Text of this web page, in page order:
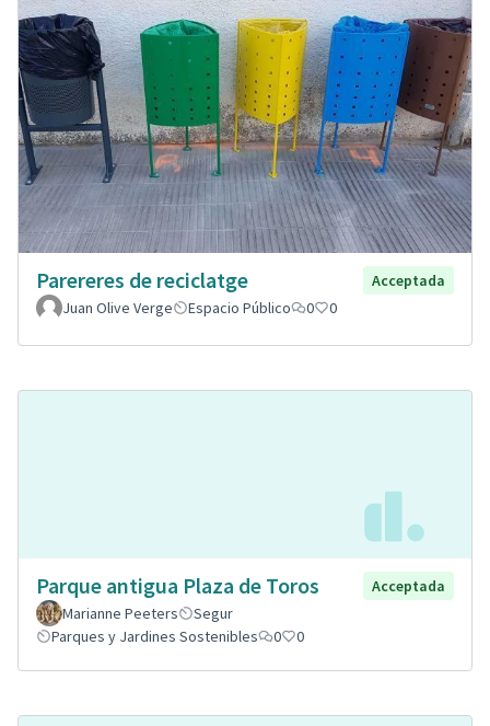
Parereres de reciclatge
Acceptada
Juan Olive Verge
Espacio Público 0 0
Parque antigua Plaza de Toros
Acceptada
Marianne Peeters
Segur
Parques y Jardines Sostenibles
0 0